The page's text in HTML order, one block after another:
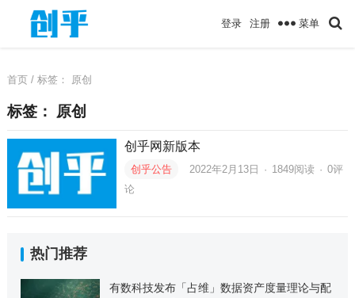
登录 注册 菜单
首页/ 标签： 原创
标签： 原创
创乎网新版本
创乎公告 2022年2月13日 · 1849阅读 · 0评
论
热门推荐
有数科技发布「占维」数据资产度量理论与配